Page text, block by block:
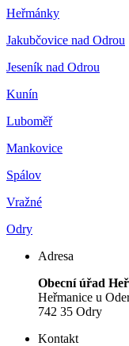
Heřmánky
Jakubčovice nad Odrou
Jeseník nad Odrou
Kunín
Luboměř
Mankovice
Spálov
Vražné
Odry
Adresa
Obecní úřad
Heřmanice u
742 35 Odry
Kontakt